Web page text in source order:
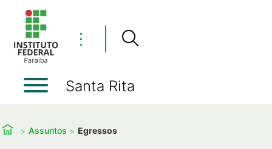
⋮
Santa Rita
Assuntos Egressos